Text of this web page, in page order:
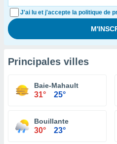
J'ai lu et j'accepte la politique de
Principales villes
Baie-Mahault
31° 25°
Bouillante
30° 23°